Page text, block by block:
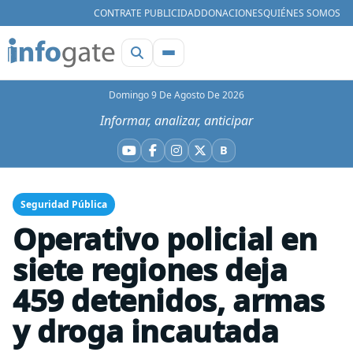
CONTRATE PUBLICIDADDONACIONESQUIÉNES SOMOS
Domingo 9 De Agosto De 2026
Informar, analizar, anticipar
YouTube
Facebook
Instagram
X BBluesky
Seguridad Pública
Operativo policial en
siete regiones deja
459 detenidos, armas
y droga incautada